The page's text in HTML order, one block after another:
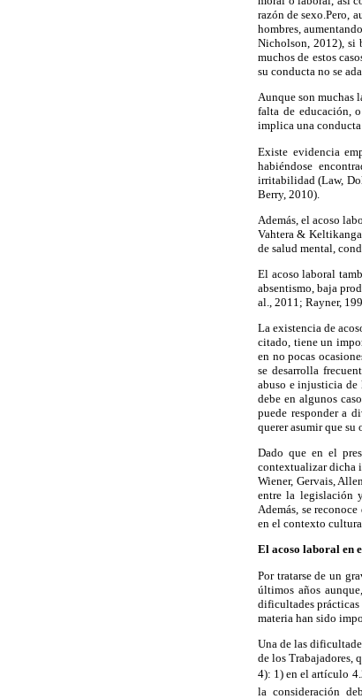
razón de sexo.Pero,
hombres,
Nicholson, 2012), si
muchos de estos
su conducta no se
Aunque son muchas
falta de educación,
implica una
Existe evidencia
habiéndose
irritabilidad (Law,
Berry, 2010).
Además, el acoso
Vahtera &
de salud mental,
El acoso laboral
absentismo, baja
al., 2011; Rayner,
La existencia de
citado, tiene un
en no pocas
se desarrolla
abuso e injusticia de
debe en algunos
puede responder a
querer asumir que
Dado que en el
contextualizar dicha
Wiener, Gervais,
entre la legislación
Además, se
en el contexto
El acoso laboral en
Por tratarse de un
últimos años
dificultades prácticas
materia han sido
Una de las
de los Trabajadores,
4): 1) en el artículo
la consideración